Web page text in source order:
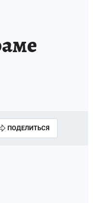
ПОДЕЛИТЬСЯ